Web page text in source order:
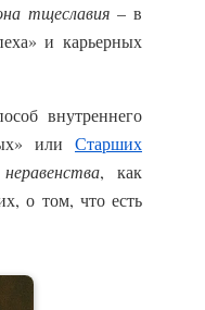
тщеславия – в
и карьерных
внутреннего
или Старших
неравенства, как
о том, что есть